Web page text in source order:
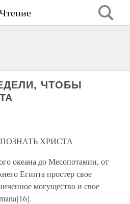
ЧТОБЫ
ХРИСТА
океана до Месопотамии, от
Египта простер свое
могущество и свое